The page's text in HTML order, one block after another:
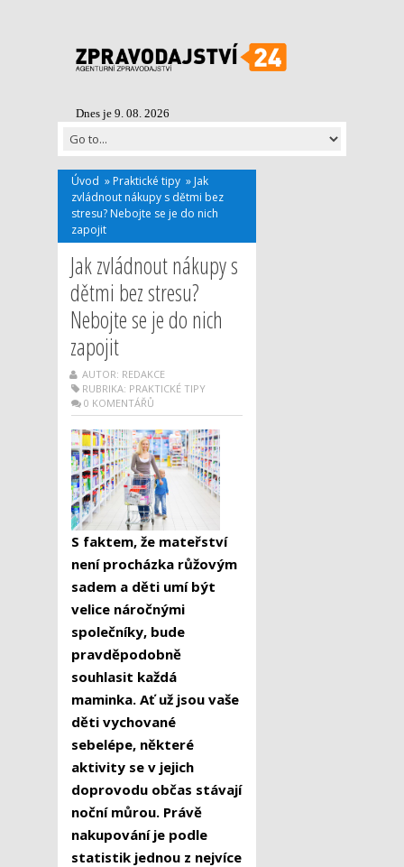
Dnes je 9. 08. 2026
Úvod » Praktické tipy » Jak
zvládnout nákupy s dětmi bez
stresu? Nebojte se je do nich
zapojit
Jak zvládnout nákupy s
dětmi bez stresu?
Nebojte se je do nich
zapojit
AUTOR: REDAKCE
RUBRIKA: PRAKTICKÉ TIPY
0 KOMENTÁŘŮ
S faktem, že mateřství
není procházka růžovým
sadem a děti umí být
velice náročnými
společníky, bude
pravděpodobně
souhlasit každá
maminka. Ať už jsou vaše
děti vychované
sebelépe, některé
aktivity se v jejich
doprovodu občas stávají
noční můrou. Právě
nakupování je podle
statistik jednou z nejvíce